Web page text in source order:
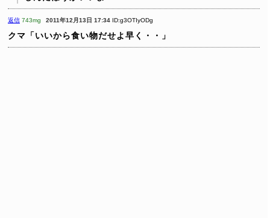
返信 743mg 2011年12月13日 17:34 ID:g3OTIyODg
クマ「いいから食い物だせよ早く・・」